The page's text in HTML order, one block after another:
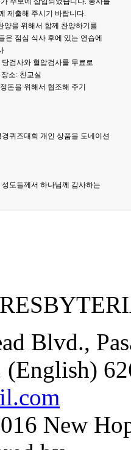
제출해 주시기 바랍니다.
양을 위해서 함께 찬양하기를
은 점심 식사 후에 있는 연습에
검사와 혈압검사를 무료로
소: 친교실
돈을 위해서 협조해 주기
퀴즈대회 개인 상품을 도네이션
도들께서 하나님께 감사하는
Blvd.,
(English)
New